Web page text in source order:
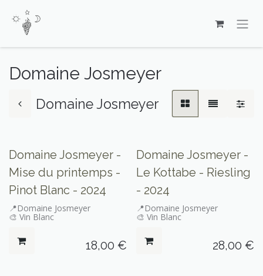
Domaine Josmeyer
Domaine Josmeyer
Domaine Josmeyer -
Mise du printemps -
Pinot Blanc - 2024
📍Domaine Josmeyer
🎨 Vin Blanc
18,00 €
​Domaine Josmeyer -
Le Kottabe - Riesling
- 2024
📍Domaine Josmeyer
🎨 Vin Blanc
28,00 €